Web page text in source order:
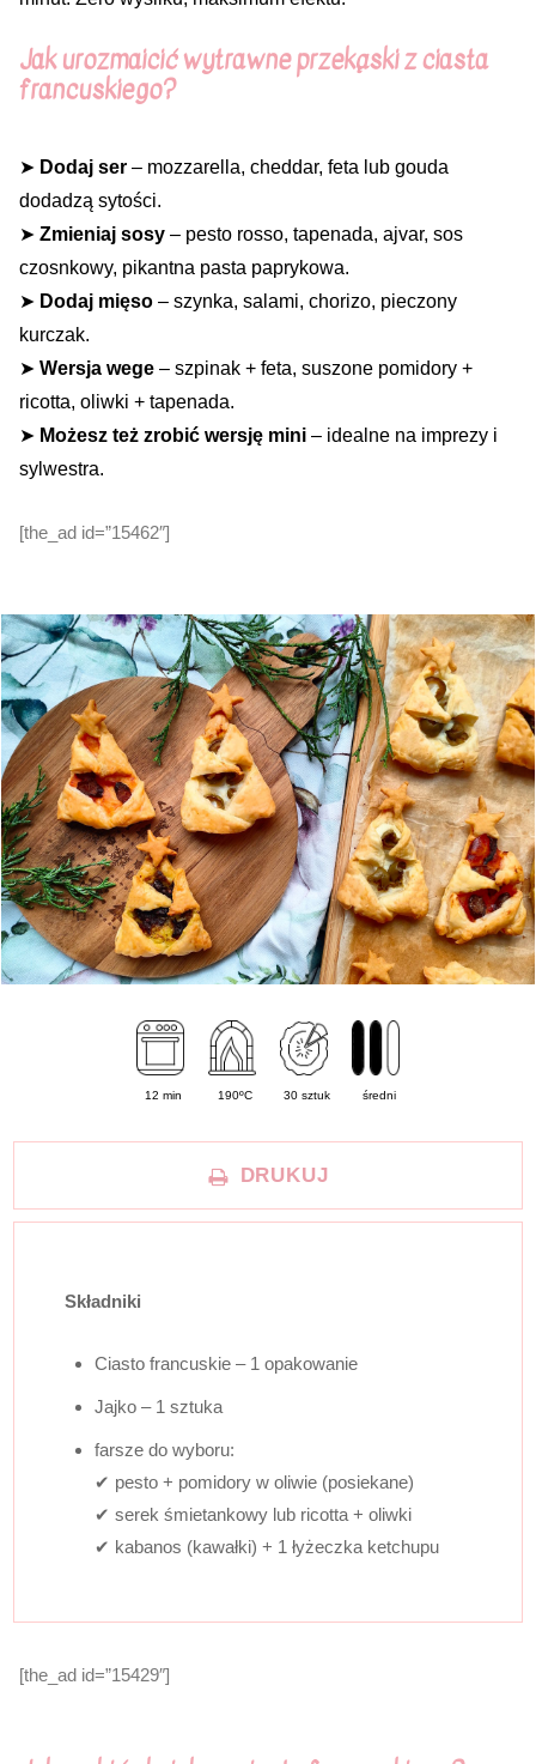
Jak urozmaicić wytrawne przekąski z ciasta
francuskiego?
➤ Dodaj ser – mozzarella, cheddar, feta lub gouda
dodadzą sytości.
➤ Zmieniaj sosy – pesto rosso, tapenada, ajvar, sos
czosnkowy, pikantna pasta paprykowa.
➤ Dodaj mięso – szynka, salami, chorizo, pieczony
kurczak.
➤ Wersja wege – szpinak + feta, suszone pomidory +
ricotta, oliwki + tapenada.
➤ Możesz też zrobić wersję mini – idealne na imprezy i
sylwestra.
[the_ad id=”15462″]
12 min 190ºC 30 sztuk średni
DRUKUJ
Składniki
Ciasto francuskie – 1 opakowanie
Jajko – 1 sztuka
farsze do wyboru:
✔ pesto + pomidory w oliwie (posiekane)
✔ serek śmietankowy lub ricotta + oliwki
✔ kabanos (kawałki) + 1 łyżeczka ketchupu
[the_ad id=”15429″]